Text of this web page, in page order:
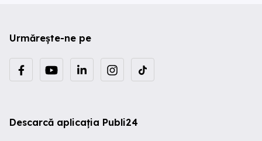
Urmărește-ne pe
Descarcă aplicația Publi24